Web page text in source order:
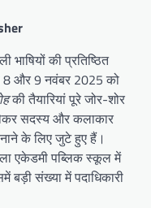
भाषियों की प्रतिष्ठित
और 9 नवंबर 2025 को
की तैयारियां पूरे जोर-शोर
सदस्य और कलाकार
के लिए जुटे हुए हैं।
एकेडमी पब्लिक स्कूल में
बड़ी संख्या में पदाधिकारी